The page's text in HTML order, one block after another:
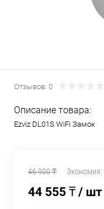
Отзывов: 0
Описание товара:
Ezviz DL01S WiFi Замок
46 900 ₸ Экономия:
44 555 ₸ / шт